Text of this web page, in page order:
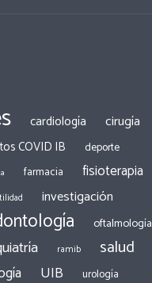
cardiología cirugía
COVID IB
deporte
farmacia fisioterapia
investigación
oftalmología
ramib salud
UIB urología